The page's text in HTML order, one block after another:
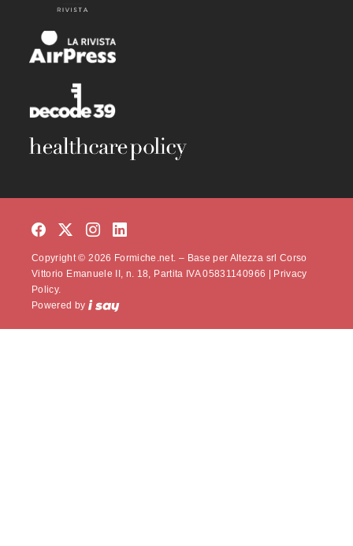
Copyright © 2026 Formiche.net. – Base per Altezza srl Corso
Vittorio Emanuele II, n. 18, Partita IVA 05831140966 | Privacy
Policy.
Powered by